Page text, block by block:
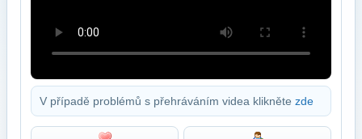
V případě problémů s přehráváním videa klikněte zde